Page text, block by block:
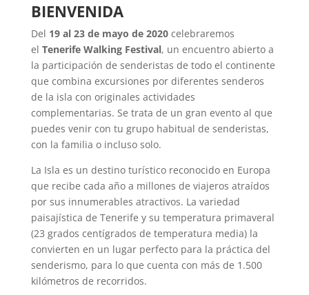
BIENVENIDA
Del 19 al 23 de mayo de 2020celebraremos
el Tenerife Walking Festival, un encuentro abierto a
la participación de senderistas de todo el continente
que combina excursiones por diferentes senderos
de la isla con originales actividades
complementarias. Se trata de un gran evento al que
puedes venir con tu grupo habitual de senderistas,
con la familia o incluso solo.
La Isla es un destino turístico reconocido en Europa
que recibe cada año a millones de viajeros atraídos
por sus innumerables atractivos. La variedad
paisajística de Tenerife y su temperatura primaveral
(23 grados centígrados de temperatura media) la
convierten en un lugar perfecto para la práctica del
senderismo, para lo que cuenta con más de 1.500
kilómetros de recorridos.